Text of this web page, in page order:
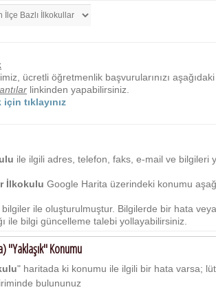
ücretli öğretmenlik başvurularınızı
linkinden yapabilirsiniz.
tıklayınız
ile ilgili adres, telefon, faks, e-mail ve bilgileri
İlkokulu Google Harita üzerindeki konumu
ile oluşturulmuştur. Bilgilerde bir hata
ile bilgi güncelleme talebi yollayabilirsiniz.
"Yaklaşık" Konumu
" haritada ki konumu ile ilgili bir hata varsa;
bulununuz